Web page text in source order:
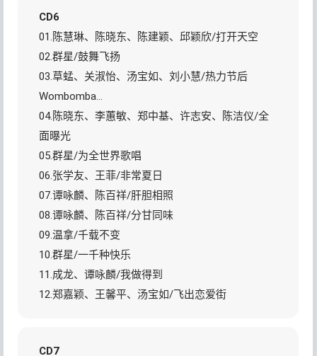
CD6
01.陈慧琳、陈晓东、陈建颖、邱颖欣/打开天空
02.群星/鼓舞飞扬
03.草蜢、关淑怡、汤宝如、刘小慧/热力节后
Wombomba…
04.陈晓东、李蕙敏、郑中基、许志安、陈洁仪/全
面曝光
05.群星/为全世界歌唱
06.张学友、王菲/非常夏日
07.谭咏麟、陈百祥/肝胆相照
08.谭咏麟、陈百祥/分甘同味
09.温拿/千载不变
10.群星/一千种快乐
11.成龙、谭咏麟/我做得到
12.郑嘉颖、王馨平、汤宝如/飞出恋爱街
CD7